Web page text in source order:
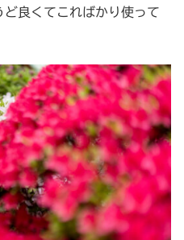
良くてこればかり使って